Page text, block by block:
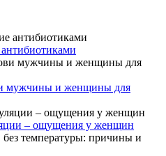
мужчины и женщины для
– ощущения у женщин